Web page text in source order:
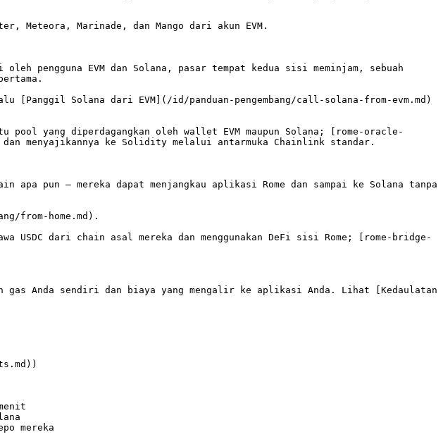
Meteora, Marinade, dan Mango dari akun EVM.
pengguna EVM dan Solana, pasar tempat kedua sisi meminjam, sebuah
Solana dari EVM](/id/panduan-pengembang/call-solana-from-evm.md)
yang diperdagangkan oleh wallet EVM maupun Solana; [rome-oracle-
menyajikannya ke Solidity melalui antarmuka Chainlink standar.
pun — mereka dapat menjangkau aplikasi Rome dan sampai ke Solana tanpa
from-home.md).
dari chain asal mereka dan menggunakan DeFi sisi Rome; [rome-bridge-
gas Anda sendiri dan biaya yang mengalir ke aplikasi Anda. Lihat [Kedaulatan
mereka